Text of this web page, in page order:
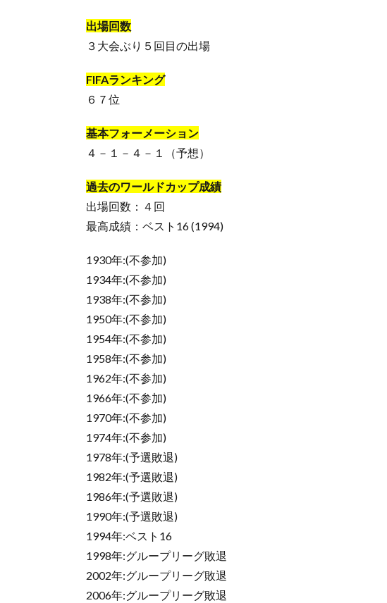
出場回数
３大会ぶり５回目の出場
FIFAランキング
６７位
基本フォーメーション
４－１－４－１（予想）
過去のワールドカップ成績
出場回数：４回
最高成績：ベスト16 (1994)
1930年:(不参加)
1934年:(不参加)
1938年:(不参加)
1950年:(不参加)
1954年:(不参加)
1958年:(不参加)
1962年:(不参加)
1966年:(不参加)
1970年:(不参加)
1974年:(不参加)
1978年:(予選敗退)
1982年:(予選敗退)
1986年:(予選敗退)
1990年:(予選敗退)
1994年:ベスト16
1998年:グループリーグ敗退
2002年:グループリーグ敗退
2006年:グループリーグ敗退